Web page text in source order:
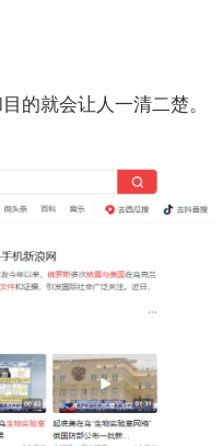
的就会让人一清二楚。